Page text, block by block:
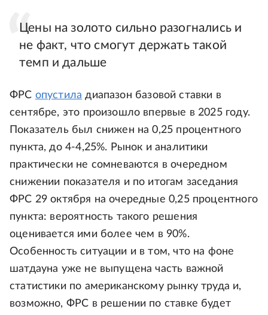
Цены на золото сильно разогнались и
не факт, что смогут держать такой
темп и дальше
ФРС опустила диапазон базовой ставки в
сентябре, это произошло впервые в 2025 году.
Показатель был снижен на 0,25 процентного
пункта, до 4-4,25%. Рынок и аналитики
практически не сомневаются в очередном
снижении показателя и по итогам заседания
ФРС 29 октября на очередные 0,25 процентного
пункта: вероятность такого решения
оценивается ими более чем в 90%.
Особенность ситуации и в том, что на фоне
шатдауна уже не выпущена часть важной
статистики по американскому рынку труда и,
возможно, ФРС в решении по ставке будет